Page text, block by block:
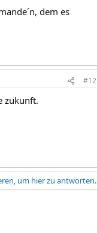
dem es
#12
zukunft.
um hier zu antworten.